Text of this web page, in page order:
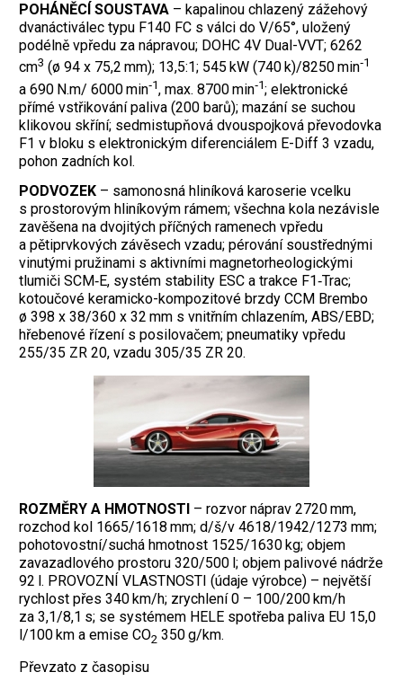
POHÁNĚCÍ SOUSTAVA – kapalinou chlazený zážehový
dvanáctiválec typu F140 FC s válci do V/65°, uložený
podélně vpředu za nápravou; DOHC 4V Dual-VVT; 6262
cm3 (ø 94 x 75,2 mm); 13,5:1; 545 kW (740 k)/8250 min‑1
a 690 N.m/ 6000 min‑1, max. 8700 min‑1; elektronické
přímé vstřikování paliva (200 barů); mazání se suchou
klikovou skříní; sedmistupňová dvouspojková převodovka
F1 v bloku s elektronickým diferenciálem E-Diff 3 vzadu,
pohon zadních kol.
PODVOZEK – samonosná hliníková karoserie vcelku
s prostorovým hliníkovým rámem; všechna kola nezávisle
zavěšena na dvojitých příčných ramenech vpředu
a pětiprvkových závěsech vzadu; pérování soustřednými
vinutými pružinami s aktivními magnetorheologickými
tlumiči SCM‑E, systém stability ESC a trakce F1‑Trac;
kotoučové keramicko-kompozitové brzdy CCM Brembo
ø 398 x 38/360 x 32 mm s vnitřním chlazením, ABS/EBD;
hřebenové řízení s posilovačem; pneumatiky vpředu
255/35 ZR 20, vzadu 305/35 ZR 20.
ROZMĚRY A HMOTNOSTI – rozvor náprav 2720 mm,
rozchod kol 1665/1618 mm; d/š/v 4618/1942/1273 mm;
pohotovostní/suchá hmotnost 1525/1630 kg; objem
zavazadlového prostoru 320/500 l; objem palivové nádrže
92 l. PROVOZNÍ VLASTNOSTI (údaje výrobce) – největší
rychlost přes 340 km/h; zrychlení 0 – 100/200 km/h
za 3,1/8,1 s; se systémem HELE spotřeba paliva EU 15,0
l/100 km a emise CO2 350 g/km.
Převzato z časopisu